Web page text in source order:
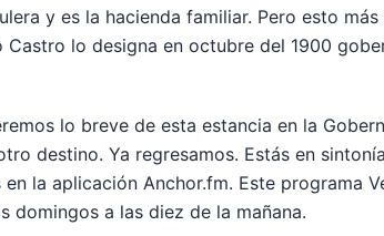
y es la hacienda familiar. Pero esto
lo designa en octubre del 1900
lo breve de esta estancia en la
destino. Ya regresamos. Estás en
la aplicación Anchor.fm. Este programa
domingos a las diez de la mañana.